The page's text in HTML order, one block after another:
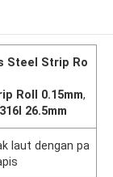
Steel Strip Ro
Roll 0.15mm,
26.5mm
laut dengan pa